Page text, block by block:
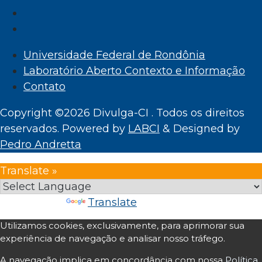
Universidade Federal de Rondônia
Laboratório Aberto Contexto e Informação
Contato
Copyright ©2026 Divulga-CI . Todos os direitos
reservados. Powered by LABCI & Designed by
Pedro Andretta
Translate »
Translate
Utilizamos cookies, exclusivamente, para aprimorar sua
experiência de navegação e analisar nosso tráfego.